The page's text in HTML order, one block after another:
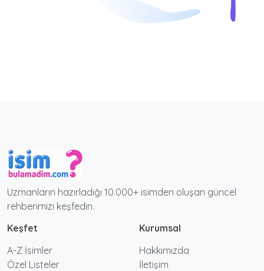
Uzmanların hazırladığı 10.000+ isimden oluşan güncel
rehberimizi keşfedin.
Keşfet
A-Z İsimler
Özel Listeler
Kurumsal
Hakkımızda
İletişim